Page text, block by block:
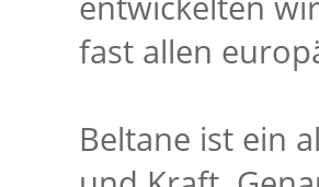
fast allen
Beltane ist ein